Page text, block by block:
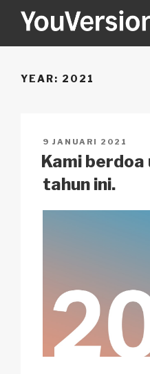
YOUVERSION
YEAR: 2021
POSTED
ON
9 JANUARI 2021
Kami
tahun ini.